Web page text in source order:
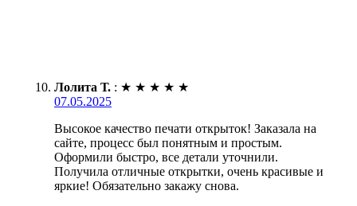
Лолита Т. : ★ ★ ★ ★ ★
07.05.2025
Высокое качество печати открыток! Заказала на
сайте, процесс был понятным и простым.
Оформили быстро, все детали уточнили.
Получила отличные открытки, очень красивые и
яркие! Обязательно закажу снова.